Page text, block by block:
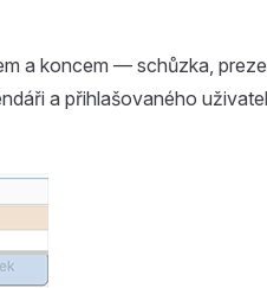
a koncem — schůzka,
a přihlašovaného